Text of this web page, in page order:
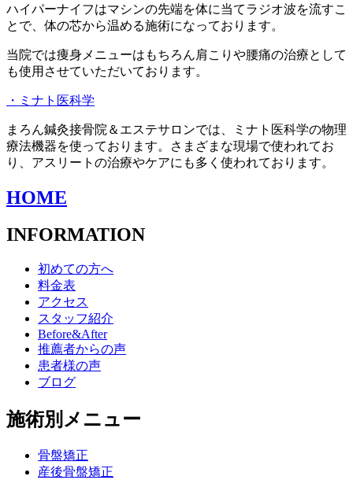
ハイパーナイフはマシンの先端を体に当てラジオ波を流すこ
とで、体の芯から温める施術になっております。
当院では痩身メニューはもちろん肩こりや腰痛の治療として
も使用させていただいております。
・ミナト医科学
まろん鍼灸接骨院＆エステサロンでは、ミナト医科学の物理
療法機器を使っております。さまざまな現場で使われてお
り、アスリートの治療やケアにも多く使われております。
HOME
INFORMATION
初めての方へ
料金表
アクセス
スタッフ紹介
Before&After
推薦者からの声
患者様の声
ブログ
施術別メニュー
骨盤矯正
産後骨盤矯正